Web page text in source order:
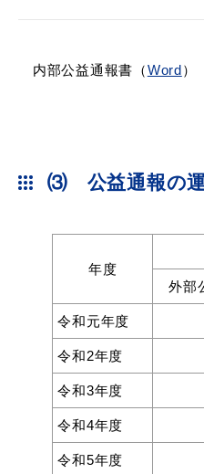
内部公益通報書（Word）
⑶ 公益通報の
年度
外部
令和元年度
令和2年度
令和3年度
令和4年度
令和5年度